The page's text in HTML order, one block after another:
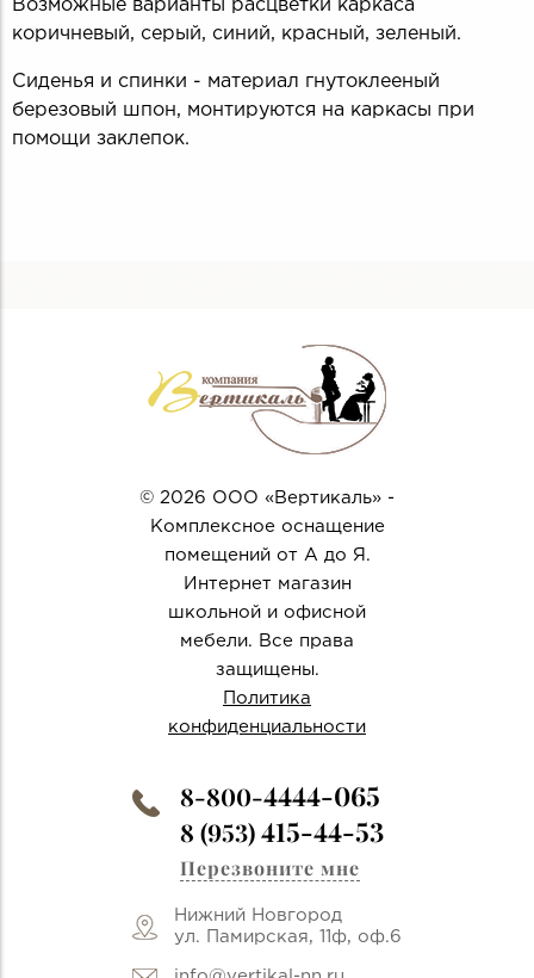
Возможные варианты расцветки каркаса
коричневый, серый, синий, красный, зеленый.
Сиденья и спинки - материал гнутоклееный
березовый шпон, монтируются на каркасы при
помощи заклепок.
© 2026 ООО «Вертикаль» -
Комплексное оснащение
помещений от А до Я.
Интернет магазин
школьной и офисной
мебели. Все права
защищены.
Политика
конфиденциальности
8-800-4444-065
8 (953)415-44-53
Перезвоните мне
Нижний Новгород
ул. Памирская, 11ф, оф.6